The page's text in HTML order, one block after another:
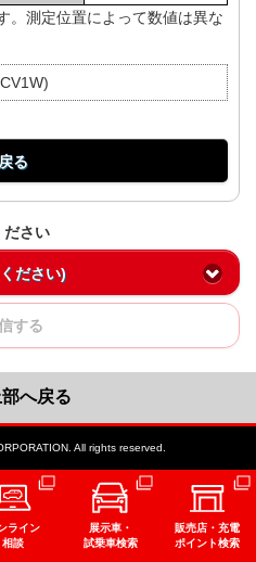
。測定位置によって数値は異な
戻る
ださい
ださい)
する
へ戻る
All rights reserved.
ライン
相談
展示車・
試乗車検索
販売店・充電
ポイント検索